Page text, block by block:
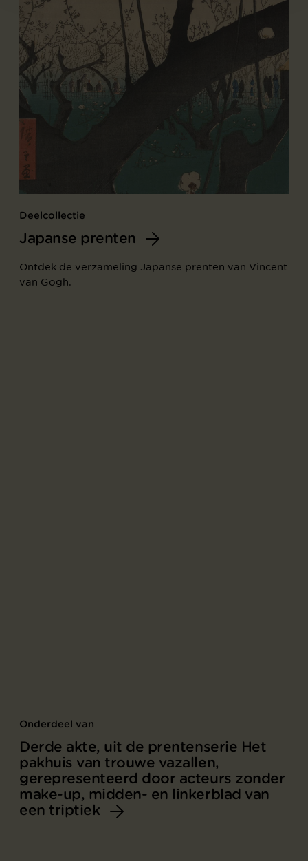
Deelcollectie
Japanse prenten
Ontdek de verzameling Japanse prenten van Vincent
van Gogh.
Onderdeel van
Derde akte, uit de prentenserie Het
pakhuis van trouwe vazallen,
gerepresenteerd door acteurs zonder
make-up, midden- en linkerblad van
een triptiek